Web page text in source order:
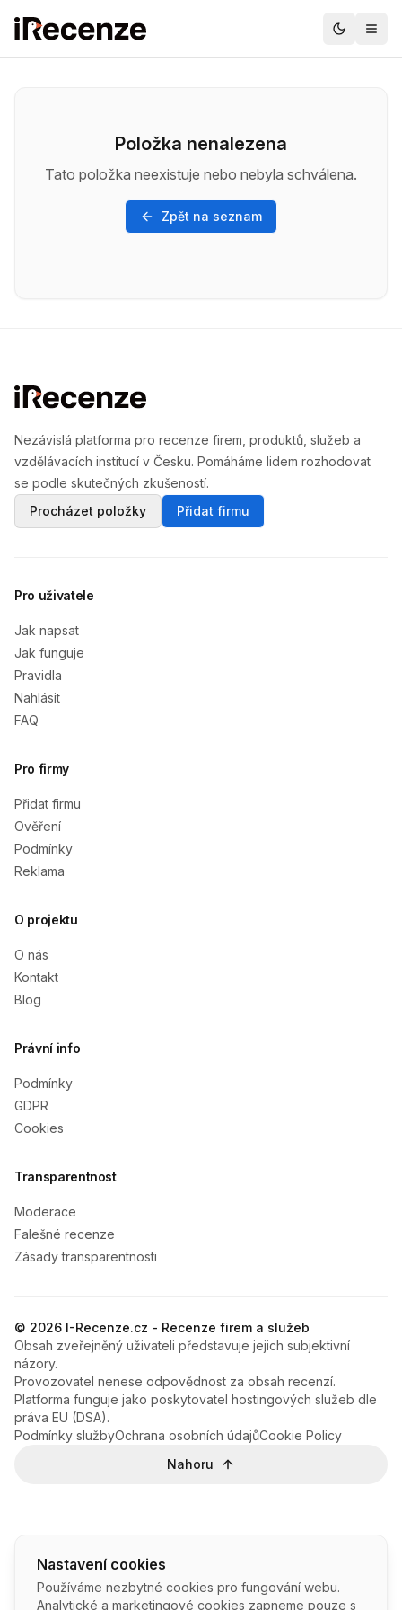
Položka nenalezena
Tato položka neexistuje nebo nebyla schválena.
Zpět na seznam
Nastavení cookies
Používáme nezbytné cookies pro fungování webu.
Analytické a marketingové cookies zapneme pouze s
Nezávislá platforma pro recenze firem, produktů, služeb a
vzdělávacích institucí v Česku. Pomáháme lidem rozhodovat
se podle skutečných zkušeností.
Procházet položky
Přidat firmu
Pro uživatele
Jak napsat
Jak funguje
Pravidla
Nahlásit
FAQ
Pro firmy
Přidat firmu
Ověření
Podmínky
Reklama
O projektu
O nás
Kontakt
Blog
Právní info
Podmínky
GDPR
Cookies
Transparentnost
Moderace
Falešné recenze
Zásady transparentnosti
© 2026 I-Recenze.cz - Recenze firem a služeb
Obsah zveřejněný uživateli představuje jejich subjektivní
názory.
Provozovatel nenese odpovědnost za obsah recenzí.
Platforma funguje jako poskytovatel hostingových služeb dle
práva EU (DSA).
Podmínky službyOchrana osobních údajůCookie Policy
Nahoru